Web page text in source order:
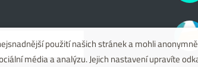
použití našich stránek a mohli
média a analýzu. Jejich nastavení upravíte